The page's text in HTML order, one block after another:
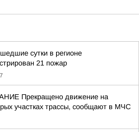
сутки в регионе
21 пожар
Прекращено движение на
участках трассы, сообщают в МЧС